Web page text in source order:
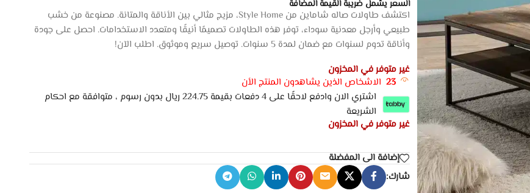
السعر يشمل ضريبة القيمة المضافة
اكتشف طاولات صاله شاماين من Style Home، مزيج مثالي بين الأناقة والمتانة. مصنوعة من خشب
طبيعي وأرجل معدنية سوداء، توفر هذه الطاولات تصميمًا أنيقًا ومتعدد الاستخدامات. احصل على جودة
وأناقة تدوم لسنوات مع ضمان لمدة 5 سنوات. توصيل سريع وموثوق. اطلب الآن!
غير متوفر في المخزون
23 الاشخاص الذين يشاهدون المنتج الأن
اشتري الان وادفع لاحقًا على 4 دفعات بقيمة 224.75 ريال بدون رسوم ، متوافقة مع احكام
الشريعة
غير متوفر في المخزون
إضافة الى المفضلة
شارك: